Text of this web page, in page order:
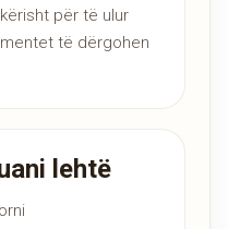
për të ulur
të dërgohen
lehtë